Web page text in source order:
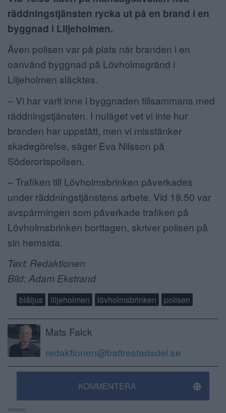
ANNONSERA
NÄRINGSLIV
räddningstjänsten rycka ut på en brand i en
byggnad i Liljeholmen.
Även polisen var på plats när branden i en
oanvänd byggnad på Lövholmsgränd i
Liljeholmen släcktes.
– Vi har varit inne i byggnaden tillsammans med
räddningstjänsten. I nuläget vet vi inte hur
branden har uppstått, men vi misstänker
skadegörelse, säger Eva Nilsson på
Söderortspolisen.
– Trafiken till Lövholmsbrinken påverkades
under räddningstjänstens arbete. Vid 19.50 var
avspärrningen som påverkade trafiken på
Lövholmsbrinken borttagen, skriver polisen på
sin hemsida.
Text: Redaktionen
Bild: Adam Ekstrand
blåljus liljeholmen lövholmsbrinken polisen
Mats Falck
redaktionen@battrestadsdel.se
KOMMENTERA
Annons: